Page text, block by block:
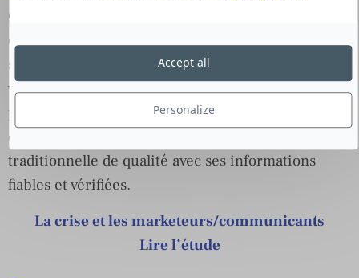
On s’est plutôt adapté aux circonstances
exceptionnelles. L’impact et l’audience des réseaux
sociaux nous ont incités à utiliser davantage les
vitrines corporate du groupe pour parler à un
public plus diversifié qu’avant. Mais la crise a
également confirmé l’importance de la presse
traditionnelle de qualité avec ses informations
fiables et vérifiées.
La crise et les marketeurs/communicants
Lire l’étude
Personalize
Accept all